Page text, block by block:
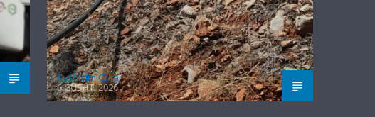
Kushtrim Guraj
6 GUSHT, 2026